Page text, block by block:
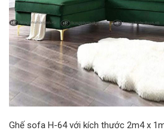
Ghế sofa H-64 với kích thước 2m4 x